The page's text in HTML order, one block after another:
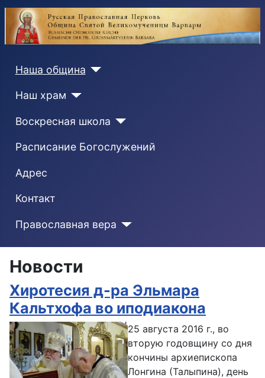
Наша община
Наш храм
Воскресная школа
Расписание Богослужений
Адрес
Контакт
Православная вера
Новости
Хиротесия д-ра Эльмара
Кальтхофа во иподиакона
25 августа 2016 г., во
вторую годовщину со дня
кончины архиепископа
Лонгина (Талыпина), день